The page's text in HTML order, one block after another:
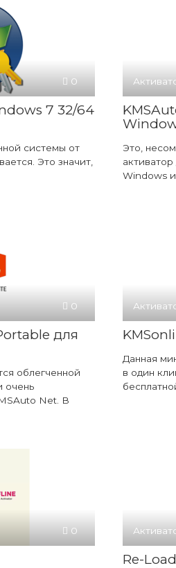
0
7 32/64
системы от
Это значит,
Это,
Windows
0
для
облегченной
очень
Net. В
Данная
в один
0
Re-